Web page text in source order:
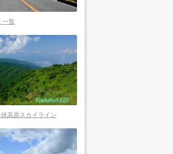
一覧
高原スカイライン